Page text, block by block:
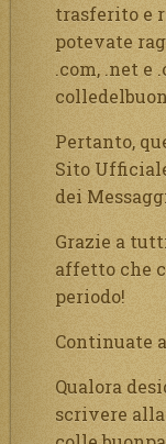
trasferito e
potevate
.com, .net e
Pertanto,
Sito
dei
Grazie a
affetto che
periodo!
Continuate
Qualora
scrivere